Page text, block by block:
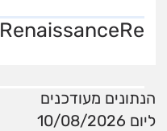
RenaissanceRe
הנתונים מעודכנים
ליום 10/08/2026